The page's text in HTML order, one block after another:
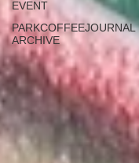
EVENT
PARKCOFFEEJOURNAL
ARCHIVE